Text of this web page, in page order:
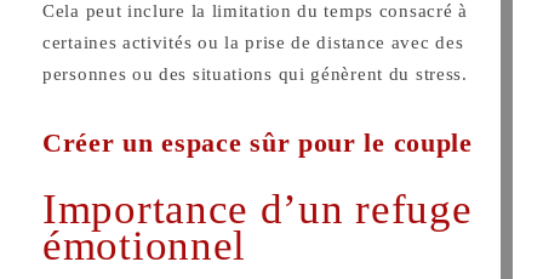
Cela peut inclure la limitation du temps consacré à
certaines activités ou la prise de distance avec des
personnes ou des situations qui génèrent du stress.
Créer un espace sûr pour le couple
Importance d’un refuge
émotionnel